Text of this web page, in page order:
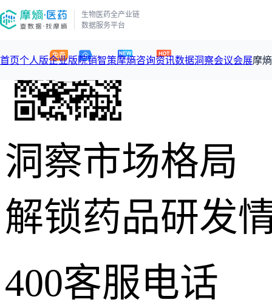
洞察市场格局
解锁药品研发
400客服电话
生物医药全产业链
数据服务平台
首页个人版企业版院销智策摩熵咨询
咨询服务
产品立项评估及管线规划 数据定制服务
产业/行业调研 市场洞察咨询
投资决策与交易估值 “十五五”战略
资讯
摩熵原创
深度分析
过评精选
政策法规
赛道梳理
注册审批
时讯
数据洞察
数据中心
医药市场洞察中心
基于市场数据，为您提供全面的市场趋势分析与决策支持
数据查询
政策法规
药品生产企业
会议会展摩
摩熵视频
回放
王中健
公司介绍